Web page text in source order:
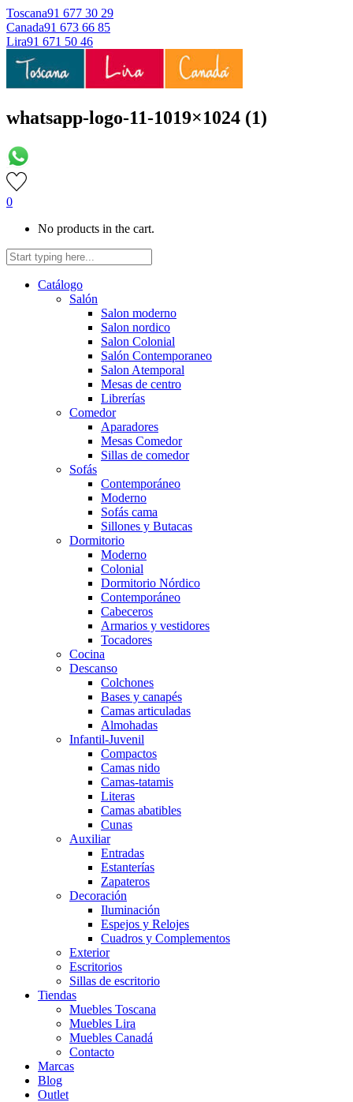
Toscana91 677 30 29
Canada91 673 66 85
Lira91 671 50 46
whatsapp-logo-11-1019×1024 (1)
0
No products in the cart.
Catálogo
Salón
Salon moderno
Salon nordico
Salon Colonial
Salón Contemporaneo
Salon Atemporal
Mesas de centro
Librerías
Comedor
Aparadores
Mesas Comedor
Sillas de comedor
Sofás
Contemporáneo
Moderno
Sofás cama
Sillones y Butacas
Dormitorio
Moderno
Colonial
Dormitorio Nórdico
Contemporáneo
Cabeceros
Armarios y vestidores
Tocadores
Cocina
Descanso
Colchones
Bases y canapés
Camas articuladas
Almohadas
Infantil-Juvenil
Compactos
Camas nido
Camas-tatamis
Literas
Camas abatibles
Cunas
Auxiliar
Entradas
Estanterías
Zapateros
Decoración
Iluminación
Espejos y Relojes
Cuadros y Complementos
Exterior
Escritorios
Sillas de escritorio
Tiendas
Muebles Toscana
Muebles Lira
Muebles Canadá
Contacto
Marcas
Blog
Outlet